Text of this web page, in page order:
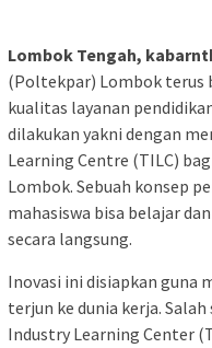
Lombok Tengah,
(Poltekpar) Lombok terus
kualitas layanan
dilakukan yakni dengan
Learning Centre (TILC)
Lombok. Sebuah konsep
mahasiswa bisa belajar
secara langsung.
Inovasi ini disiapkan guna
terjun ke dunia kerja.
Industry Learning Center